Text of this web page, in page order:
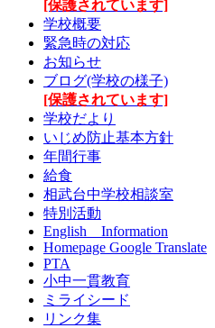
[保護されています]
学校概要
緊急時の対応
お知らせ
ブログ(学校の様子)
[保護されています]
学校だより
いじめ防止基本方針
年間行事
給食
相武台中学校相談室
特別活動
English Information
Homepage Google Translate
PTA
小中一貫教育
ミライシード
リンク集